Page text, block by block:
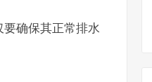
确保其正常排水